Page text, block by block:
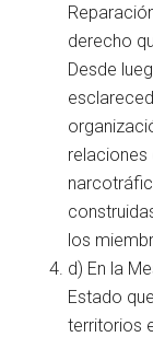
derecho
Desde
relaciones
los
d) En la
Estado
territorios